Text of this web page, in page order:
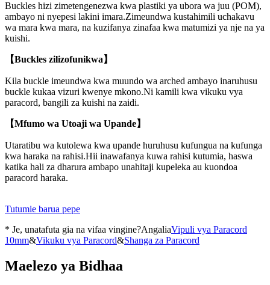
Buckles hizi zimetengenezwa kwa plastiki ya ubora wa juu (POM),
ambayo ni nyepesi lakini imara.Zimeundwa kustahimili uchakavu
wa mara kwa mara, na kuzifanya zinafaa kwa matumizi ya nje na ya
kuishi.
【Buckles zilizofunikwa】
Kila buckle imeundwa kwa muundo wa arched ambayo inaruhusu
buckle kukaa vizuri kwenye mkono.Ni kamili kwa vikuku vya
paracord, bangili za kuishi na zaidi.
【Mfumo wa Utoaji wa Upande】
Utaratibu wa kutolewa kwa upande huruhusu kufungua na kufunga
kwa haraka na rahisi.Hii inawafanya kuwa rahisi kutumia, haswa
katika hali za dharura ambapo unahitaji kupeleka au kuondoa
paracord haraka.
Tutumie barua pepe
* Je, unatafuta gia na vifaa vingine?AngaliaVipuli vya Paracord
10mm&Vikuku vya Paracord&Shanga za Paracord
Maelezo ya Bidhaa